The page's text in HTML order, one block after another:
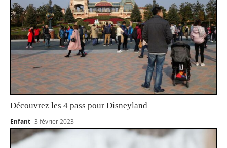
Découvrez les 4 pass pour Disneyland
Enfant 3 février 2023